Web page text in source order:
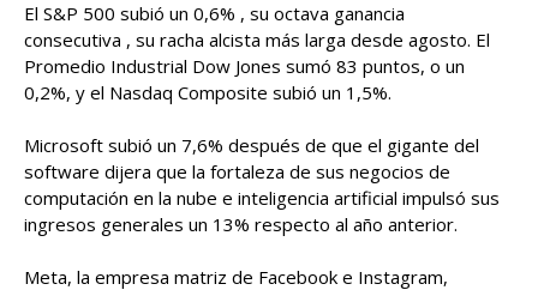
El S&P 500 subió un 0,6% , su octava ganancia
consecutiva , su racha alcista más larga desde agosto. El
Promedio Industrial Dow Jones sumó 83 puntos, o un
0,2%, y el Nasdaq Composite subió un 1,5%.
Microsoft subió un 7,6% después de que el gigante del
software dijera que la fortaleza de sus negocios de
computación en la nube e inteligencia artificial impulsó sus
ingresos generales un 13% respecto al año anterior.
Meta, la empresa matriz de Facebook e Instagram,